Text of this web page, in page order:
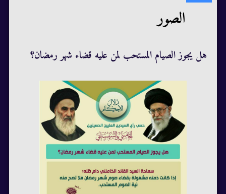
الصور
هل يجوز الصيام المستحب لمن عليه قضاء شهر رمضان؟